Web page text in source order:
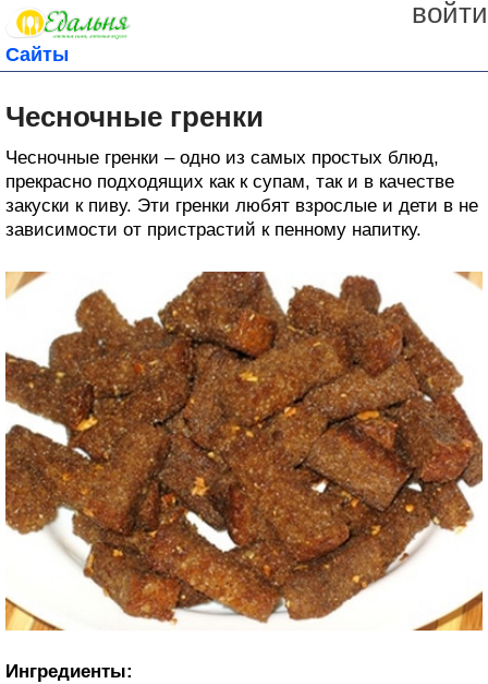
войти
Сайты
Чесночные гренки
Чесночные гренки – одно из самых простых блюд,
прекрасно подходящих как к супам, так и в качестве
закуски к пиву. Эти гренки любят взрослые и дети в не
зависимости от пристрастий к пенному напитку.
Ингредиенты: